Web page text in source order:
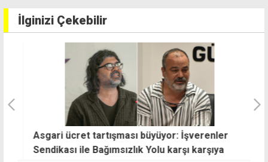
İlginizi Çekebilir
Asgari ücret tartışması büyüyor: İşverenler
Sendikası ile Bağımsızlık Yolu karşı karşıya